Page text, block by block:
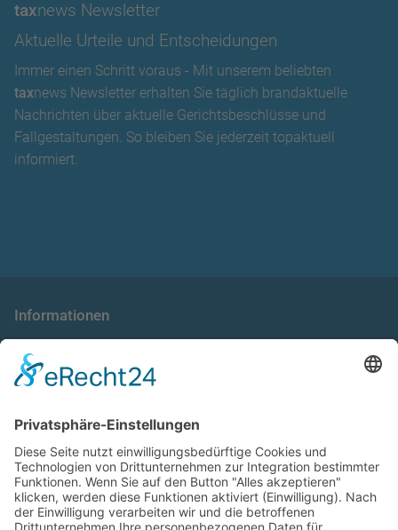
taxnews Newsletter
Aktuelle Urteile und Entscheidungen
Immer einen Schritt voraus - Mit unserem beliebten
taxnews Newsletter erhalten Sie täglich brandaktuelle
Nachrichten über aktuelle Gerichtsbeschlüsse und
Fallgestaltungen. So bleiben Sie jederzeit topaktuell
informiert.
Informationen
Allgemeine Geschäftsbedingungen
Datenschutzerklärung
Unser Seminarangebot
Seminarreihen